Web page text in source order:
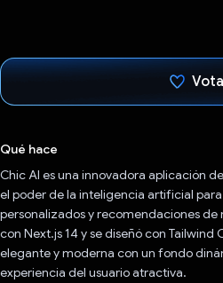
Qué hace
Chic AI es una innovadora aplicación
el poder de la inteligencia artificial
personalizados y recomendaciones de
con Next.js 14 y se diseñó con Tailwind
elegante y moderna con un fondo
experiencia del usuario atractiva.